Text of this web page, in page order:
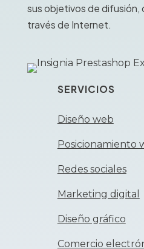
sus objetivos de difusión,
través de Internet.
SERVICIOS
Diseño web
Posicionamiento
Redes sociales
Marketing digital
Diseño gráfico
Comercio